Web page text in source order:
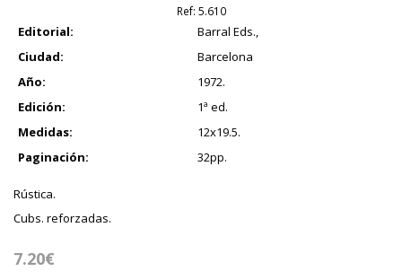
Ref: 5.610
Editorial:
Barral Eds.,
Ciudad:
Barcelona
Año:
1972.
Edición:
1ª ed.
Medidas:
12x19.5.
Paginación:
32pp.
Rústica.
Cubs. reforzadas.
7.20€